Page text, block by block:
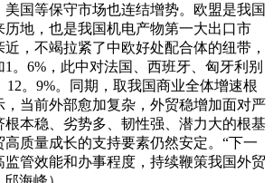
美国等保守市场也连结增势。欧盟是我国
历地，也是我国机电产物第一大出口市
，不竭拉紧了中欧好处配合体的纽带，
1。6%，此中对法国、西班牙、匈牙利别
12。9%。同期，取我国商业全体增速根
，当前外部愈加复杂，外贸稳增加面对严
本稳、劣势多、韧性强、潜力大的根基
质量成长的支持要素仍然安定。“下一
管效能和办事程度，持续鞭策我国外贸